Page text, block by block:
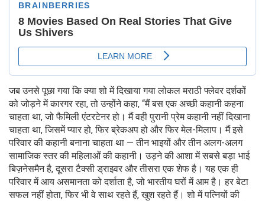
जब उनसे पूछा गया कि क्या शो में दिखाया गया लोकल मराठी फ्लेवर दर्शकों
को जोड़ने में कारगर रहा, तो उन्होंने कहा, “मैं बस एक अच्छी कहानी कहना
चाहता था, जो फैमिली एंटरटेनर हो। मैं वही पुरानी प्रेम कहानी नहीं दिखाना
चाहता था, जिसमें प्यार हो, फिर ब्रेकअप हो और फिर मेल-मिलाप। मैं इसे
परिवार की कहानी बनाना चाहता था — तीन भाइयों और तीन अलग-अलग
सामाजिक स्तर की महिलाओं की कहानी। उड़ने की आशा में सबसे बड़ा भाई
बिज़नेसमैन है, दूसरा टैक्सी ड्राइवर और तीसरा एक शेफ है। यह एक ही
परिवार में आय असमानता को दर्शाता है, जो भारतीय घरों में आम है। हर बेटा
सफल नहीं होता, फिर भी वे साथ रहते हैं, खुश रहते हैं। शो में पत्नियों की